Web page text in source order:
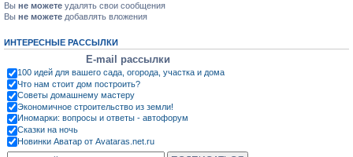
Вы не можете удалять свои сообщения
Вы не можете добавлять вложения
ИНТЕРЕСНЫЕ РАССЫЛКИ
E-mail рассылки
100 идей для вашего сада, огорода, участка и дома
Что нам стоит дом построить?
Советы домашнему мастеру
Экономичное строительство из земли!
Иномарки: вопросы и ответы - автофорум
Сказки на ночь
Новинки Аватар от Avataras.net.ru